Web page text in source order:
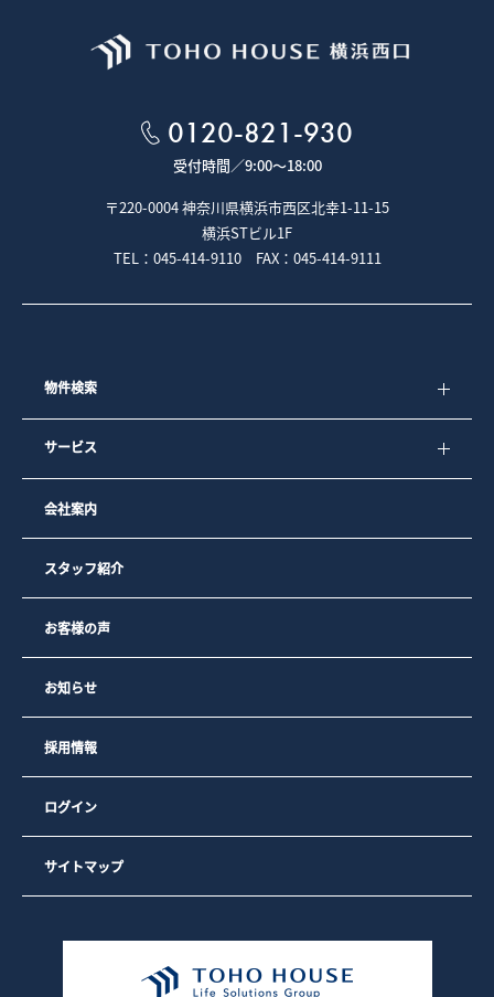
0120-821-930
受付時間／9:00～18:00
〒220-0004 神奈川県横浜市西区北幸1-11-15
横浜STビル1F
TEL：045-414-9110 FAX：045-414-9111
物件検索
サービス
会社案内
スタッフ紹介
お客様の声
お知らせ
採用情報
ログイン
サイトマップ